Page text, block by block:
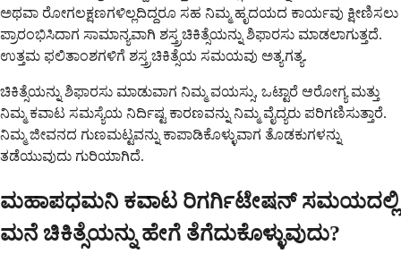
ಅಥವಾ ರೋಗಲಕ್ಷಣಗಳಿಲ್ಲದಿದ್ದರೂ ಸಹ ನಿಮ್ಮ ಹೃದಯದ ಕಾರ್ಯವು ಕ್ಷೀಣಿಸಲು
ಪ್ರಾರಂಭಿಸಿದಾಗ ಸಾಮಾನ್ಯವಾಗಿ ಶಸ್ತ್ರಚಿಕಿತ್ಸೆಯನ್ನು ಶಿಫಾರಸು ಮಾಡಲಾಗುತ್ತದೆ.
ಉತ್ತಮ ಫಲಿತಾಂಶಗಳಿಗೆ ಶಸ್ತ್ರಚಿಕಿತ್ಸೆಯ ಸಮಯವು ಅತ್ಯಗತ್ಯ.
ಚಿಕಿತ್ಸೆಯನ್ನು ಶಿಫಾರಸು ಮಾಡುವಾಗ ನಿಮ್ಮ ವಯಸ್ಸು, ಒಟ್ಟಾರೆ ಆರೋಗ್ಯ ಮತ್ತು
ನಿಮ್ಮ ಕವಾಟ ಸಮಸ್ಯೆಯ ನಿರ್ದಿಷ್ಟ ಕಾರಣವನ್ನು ನಿಮ್ಮ ವೈದ್ಯರು ಪರಿಗಣಿಸುತ್ತಾರೆ.
ನಿಮ್ಮ ಜೀವನದ ಗುಣಮಟ್ಟವನ್ನು ಕಾಪಾಡಿಕೊಳ್ಳುವಾಗ ತೊಡಕುಗಳನ್ನು
ತಡೆಯುವುದು ಗುರಿಯಾಗಿದೆ.
ಮಹಾಪಧಮನಿ ಕವಾಟ ರಿಗರ್ಗಿಟೇಷನ್ ಸಮಯದಲ್ಲಿ
ಮನೆ ಚಿಕಿತ್ಸೆಯನ್ನು ಹೇಗೆ ತೆಗೆದುಕೊಳ್ಳುವುದು?